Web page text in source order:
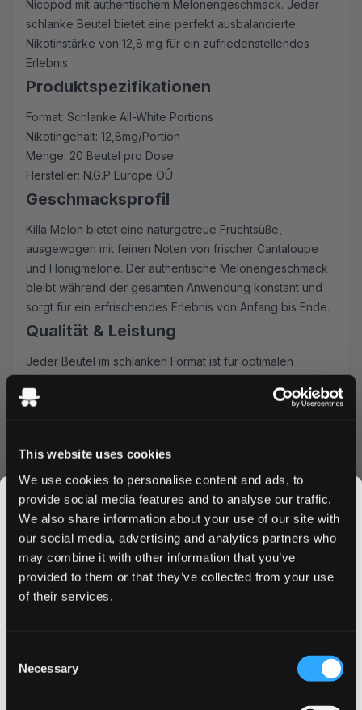
This website uses cookies
We use cookies to personalise content and ads, to
provide social media features and to analyse our traffic.
We also share information about your use of our site with
our social media, advertising and analytics partners who
may combine it with other information that you’ve
provided to them or that they’ve collected from your use
of their services.
Selection
Necessary
Nicopod mit authentischem Melonengeschmack. Jeder
schlanke Beutel bietet eine perfekt ausbalancierte
Nikotinstärke von 12,8 mg für ein zufriedenstellendes
Erlebnis.
Produktspezifikationen
Format: Schlanke All-White Portions
Nikotingehalt: 12,8mg/Portion
Menge: 20 Beutel pro Dose
Hersteller: N.G.P Europe OÛ
Geschmacksprofil
Killa Melon bietet eine naturgetreue Fruchtsüße,
ausgewogen mit feinen Noten von frischer Cantaloupe
und Honigmelone. Der authentische Melonengeschmack
bleibt während der gesamten Anwendung konstant und
sorgt für ein erfrischendes Erlebnis von Anfang bis Ende.
Qualität & Leistung
Jeder Beutel im schlanken Format ist für optimalen
gewährleisten minimales Tropfen und maximale
Bestellvorteile
Blitzschneller Versand innerhalb Deutschlands
Mengenrabatte verfügbar
Sicherer Bestellvorgang
Frische Ware garantiert
Bestellen Sie Killa Melon Nikotinbeutel noch heute und
profitieren Sie von unseren wettbewerbsfähigen Preisen
Nicopods nie zur Neige gehen. Erleben Sie, warum Killa
JOIN THE
SNUSDADDY CLUB
Get first access to fresh drops, hot deals, flavor
tips and and the latest Snusdaddy news.